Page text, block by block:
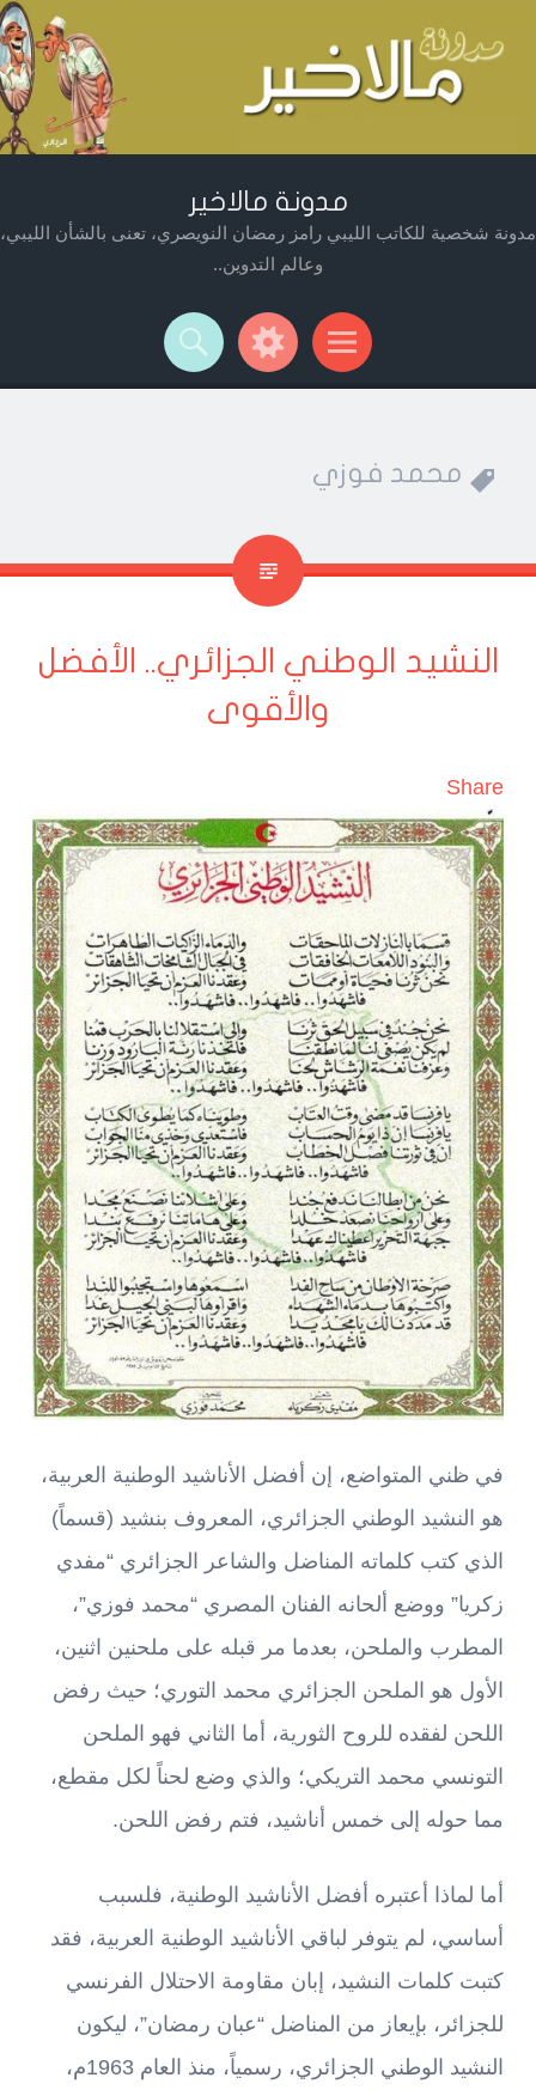
مدونة مالاخير
مدونة شخصية للكاتب الليبي رامز رمضان النويصري، تعنى بالشأن الليبي،
وعالم التدوين..
Menu
Widgets
Search
محمد فوزي
النشيد الوطني الجزائري.. الأفضل
والأقوى
Share
في ظني المتواضع، إن أفضل الأناشيد الوطنية العربية،
هو النشيد الوطني الجزائري، المعروف بنشيد (قسماً)
الذي كتب كلماته المناضل والشاعر الجزائري “مفدي
زكريا” ووضع ألحانه الفنان المصري “محمد فوزي”،
المطرب والملحن، بعدما مر قبله على ملحنين اثنين،
الأول هو الملحن الجزائري محمد التوري؛ حيث رفض
اللحن لفقده للروح الثورية، أما الثاني فهو الملحن
التونسي محمد التريكي؛ والذي وضع لحناً لكل مقطع،
مما حوله إلى خمس أناشيد، فتم رفض اللحن.
أما لماذا أعتبره أفضل الأناشيد الوطنية، فلسبب
أساسي، لم يتوفر لباقي الأناشيد الوطنية العربية، فقد
كتبت كلمات النشيد، إبان مقاومة الاحتلال الفرنسي
للجزائر، بإيعاز من المناضل “عبان رمضان”، ليكون
النشيد الوطني الجزائري، رسمياً، منذ العام 1963م،